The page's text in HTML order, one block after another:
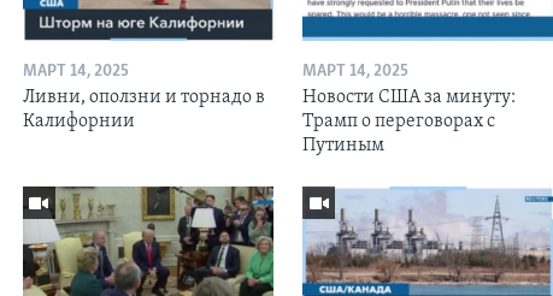
МАРТ 14, 2025
Ливни, оползни и торнадо в
Калифорнии
МАРТ 14, 2025
Новости США за минуту:
Трамп о переговорах с
Путиным